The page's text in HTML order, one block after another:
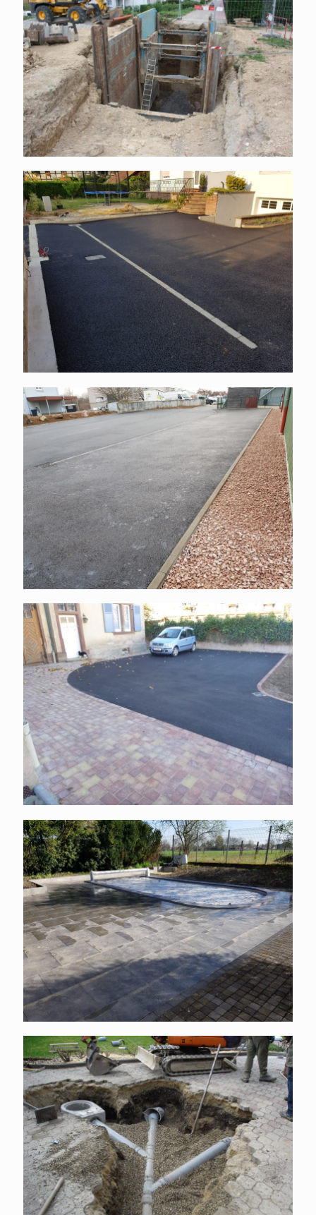
Assainissement public
Cour enrobés et longrine portail
Parking
Cour enrobés pavés
Aménagement et terrassement
piscine
Assainissement privé